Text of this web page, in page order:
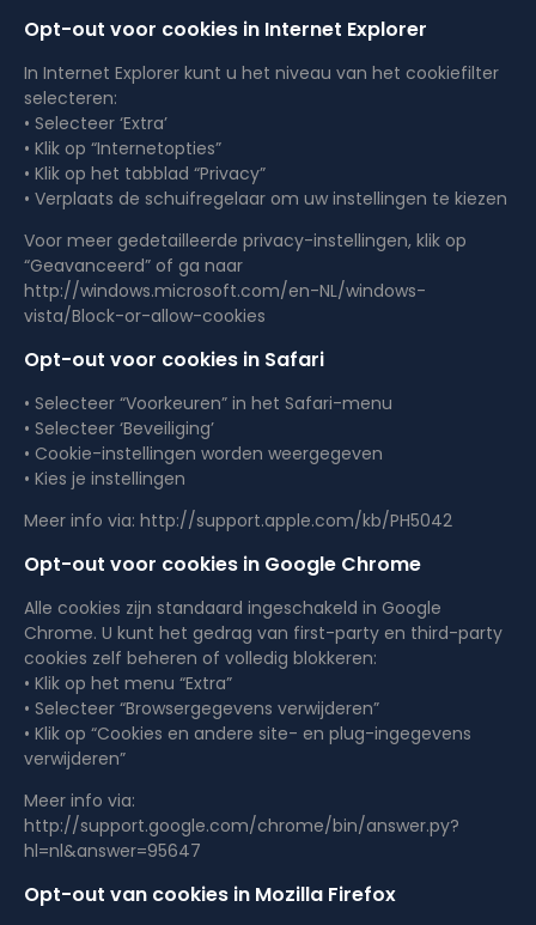
Opt-out voor cookies in Internet Explorer
In Internet Explorer kunt u het niveau van het cookiefilter
selecteren:
• Selecteer ‘Extra’
• Klik op “Internetopties”
• Klik op het tabblad “Privacy”
• Verplaats de schuifregelaar om uw instellingen te kiezen
Voor meer gedetailleerde privacy-instellingen, klik op
“Geavanceerd” of ga naar
http://windows.microsoft.com/en-NL/windows-
vista/Block-or-allow-cookies
Opt-out voor cookies in Safari
• Selecteer “Voorkeuren” in het Safari-menu
• Selecteer ‘Beveiliging’
• Cookie-instellingen worden weergegeven
• Kies je instellingen
Meer info via: http://support.apple.com/kb/PH5042
Opt-out voor cookies in Google Chrome
Alle cookies zijn standaard ingeschakeld in Google
Chrome. U kunt het gedrag van first-party en third-party
cookies zelf beheren of volledig blokkeren:
• Klik op het menu “Extra”
• Selecteer “Browsergegevens verwijderen”
• Klik op “Cookies en andere site- en plug-ingegevens
verwijderen”
Meer info via:
http://support.google.com/chrome/bin/answer.py?
hl=nl&answer=95647
Opt-out van cookies in Mozilla Firefox